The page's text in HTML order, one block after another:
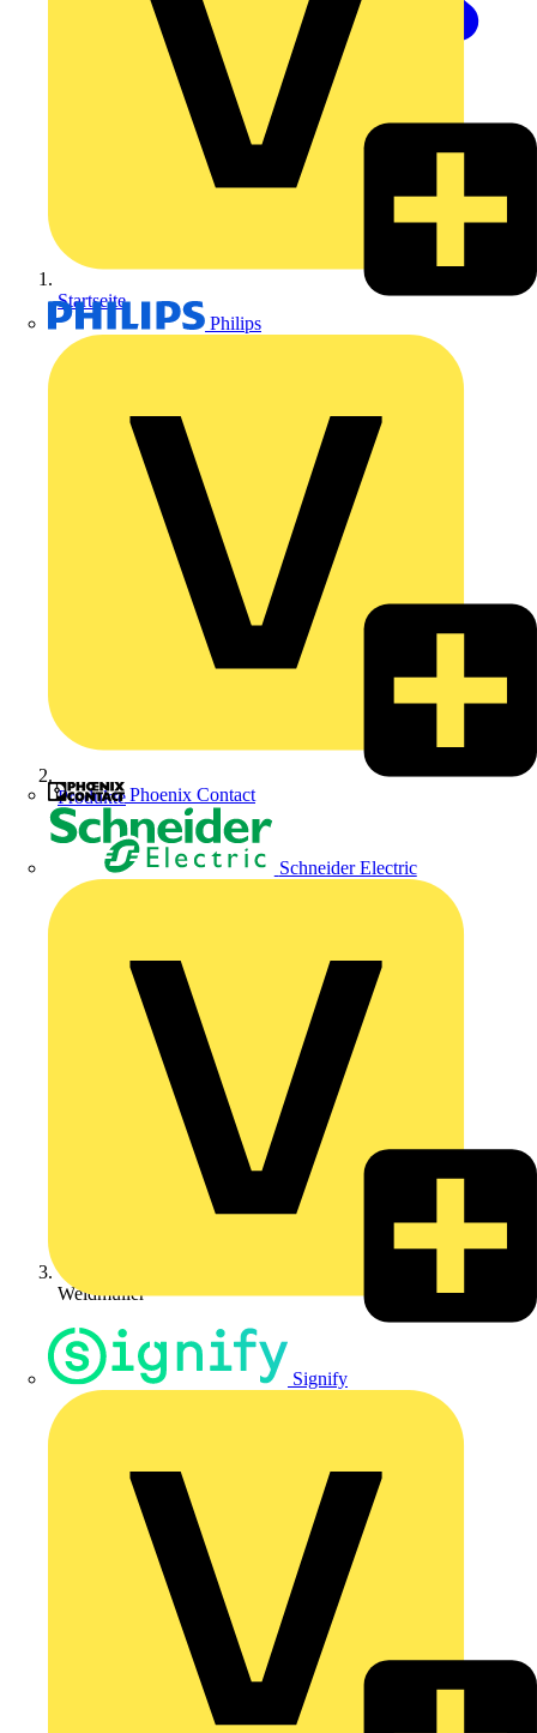
Philips
Phoenix Contact
Schneider Electric
Signify
Startseite
Produkte
Weidmüller